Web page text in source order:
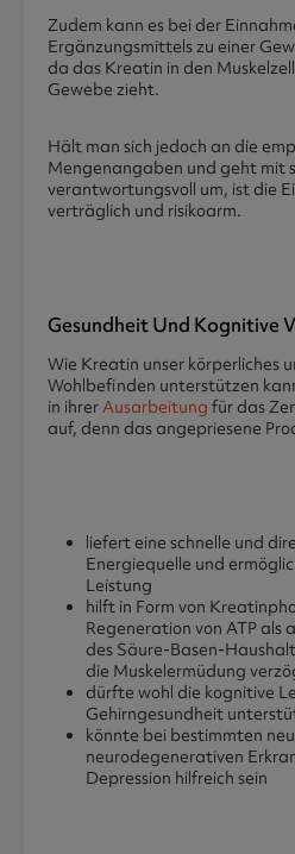
Zudem kann es bei der
Ergänzungsmittels zu einer
da das Kreatin in den
Gewebe zieht.
Hält man sich jedoch an die
Mengenangaben und geht mit
verantwortungsvoll um, ist die
verträglich und risikoarm.
Gesundheit Und Kognitive
Wie Kreatin unser körperliches
Wohlbefinden unterstützen
in ihrerAusarbeitung für das
auf, denn das angepriesene
liefert eine schnelle und
Energiequelle und
Leistung
hilft in Form von
Regeneration von ATP als
des Säure-Basen-
die Muskelermüdung
dürfte wohl die kognitive
Gehirngesundheit
könnte bei bestimmten
neurodegenerativen
Depression hilfreich sein